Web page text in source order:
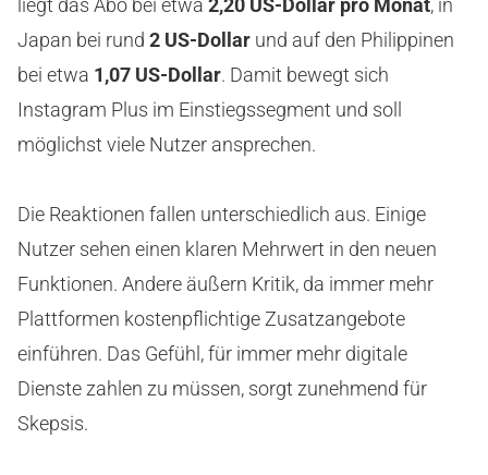
liegt das Abo bei etwa 2,20 US-Dollar pro Monat, in
Japan bei rund 2 US-Dollar und auf den Philippinen
bei etwa 1,07 US-Dollar. Damit bewegt sich
Instagram Plus im Einstiegssegment und soll
möglichst viele Nutzer ansprechen.
Die Reaktionen fallen unterschiedlich aus. Einige
Nutzer sehen einen klaren Mehrwert in den neuen
Funktionen. Andere äußern Kritik, da immer mehr
Plattformen kostenpflichtige Zusatzangebote
einführen. Das Gefühl, für immer mehr digitale
Dienste zahlen zu müssen, sorgt zunehmend für
Skepsis.